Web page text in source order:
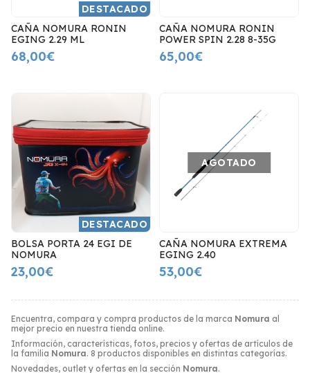
Encuentra, compara y compra productos de la marca Nomura al
mejor precio en nuestra tienda online.
Información, características, fotos, precios y ofertas de artículos de
la familia Nomura. 8 productos disponibles en distintas categorías.
Novedades, outlet y ofertas en la sección Nomura.
DESTACADO
CAÑA NOMURA RONIN
EGING 2.29 ML
68,00€
CAÑA NOMURA RONIN
POWER SPIN 2.28 8-35G
65,00€
DESTACADO
BOLSA PORTA 24 EGI DE
NOMURA
23,00€
AGOTADO
CAÑA NOMURA EXTREMA
EGING 2.40
53,00€